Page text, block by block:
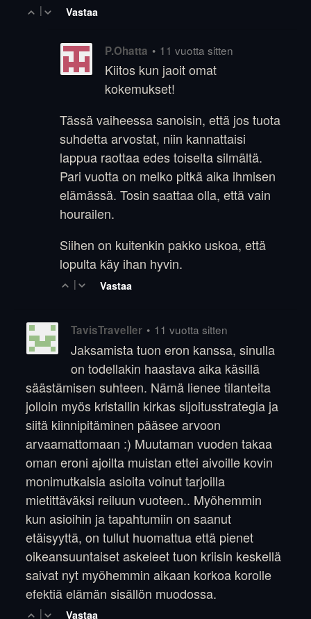
| Vastaa
P.Ohatta • 11 vuotta sitten
Kiitos kun jaoit omat
kokemukset!
Tässä vaiheessa sanoisin, että jos tuota
suhdetta arvostat, niin kannattaisi
lappua raottaa edes toiselta silmältä.
Pari vuotta on melko pitkä aika ihmisen
elämässä. Tosin saattaa olla, että vain
hourailen.
Siihen on kuitenkin pakko uskoa, että
lopulta käy ihan hyvin.
| Vastaa
TavisTraveller • 11 vuotta sitten
Jaksamista tuon eron kanssa, sinulla
on todellakin haastava aika käsillä
säästämisen suhteen. Nämä lienee tilanteita
jolloin myös kristallin kirkas sijoitusstrategia ja
siitä kiinnipitäminen pääsee arvoon
arvaamattomaan :) Muutaman vuoden takaa
oman eroni ajoilta muistan ettei aivoille kovin
monimutkaisia asioita voinut tarjoilla
mietittäväksi reiluun vuoteen.. Myöhemmin
kun asioihin ja tapahtumiin on saanut
etäisyyttä, on tullut huomattua että pienet
oikeansuuntaiset askeleet tuon kriisin keskellä
saivat nyt myöhemmin aikaan korkoa korolle
efektiä elämän sisällön muodossa.
| Vastaa